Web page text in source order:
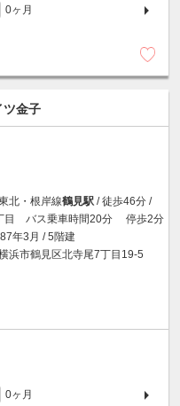
0ヶ月
ツ金子
北・根岸線鶴見駅 / 徒歩46分 /
目 バス乗車時間20分 停歩2分
年3月 / 5階建
浜市鶴見区北寺尾7丁目19-5
0ヶ月